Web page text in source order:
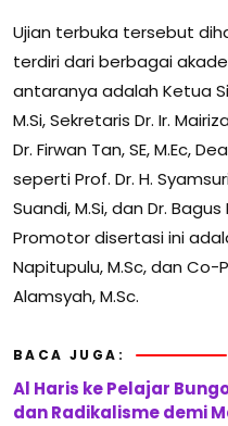
Ujian terbuka tersebut
terdiri dari berbagai
antaranya adalah Ketua
M.Si, Sekretaris Dr. Ir.
Dr. Firwan Tan, SE, M.Ec,
seperti Prof. Dr. H.
Suandi, M.Si, dan Dr.
Promotor disertasi ini
Napitupulu, M.Sc, dan Co-
Alamsyah, M.Sc.
BACA JUGA:
Al Haris ke Pelajar
dan Radikalisme demi